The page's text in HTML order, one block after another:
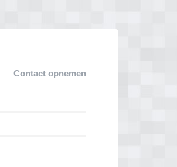
Contact opnemen